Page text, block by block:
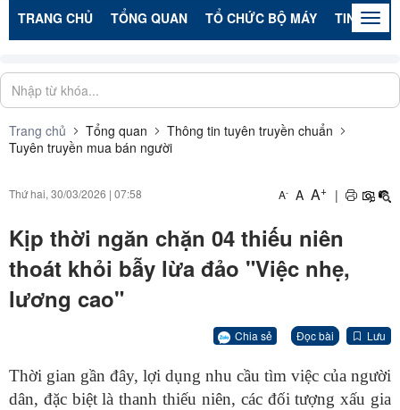
TRANG CHỦ TỔNG QUAN TỔ CHỨC BỘ MÁY TIN TỨC -
Trang chủ Tổng quan
Thông tin tuyên truyền chuẩn
Tuyên truyền mua bán người
Thứ hai, 30/03/2026 | 07:58 A- A A+ |
Kịp thời ngăn chặn 04 thiếu niên
thoát khỏi bẫy lừa đảo "Việc nhẹ,
lương cao"
Chia sẻ Đọc bài Lưu
Thời gian gần đây, lợi dụng nhu cầu tìm việc của người
dân, đặc biệt là thanh thiếu niên, các đối tượng xấu gia